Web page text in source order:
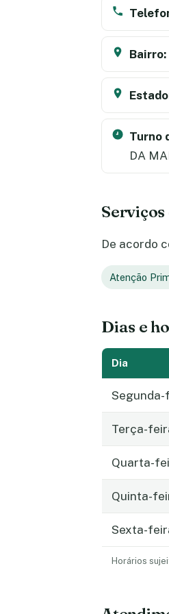
Bairro:
Turno
DA
De acordo
Atenção
Dias e
Dia
Segunda-
Terça-
Quarta-
Quinta-
Sexta-
Horários